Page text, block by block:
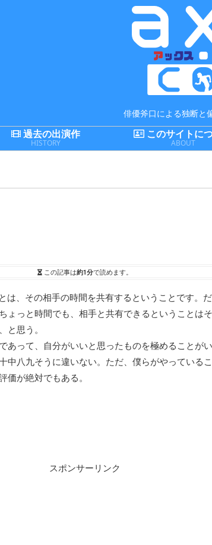
俳優斧口による独断と
過去の出演作
HISTORY
このサイトに
ABOUT
この記事は約1分で読めます。
は、その相手の時間を共有するということです。
ょっと時間でも、相手と共有できるということは
と思う。
あって、自分がいいと思ったものを極めることが
中八九そうに違いない。ただ、僕らがやっている
が絶対でもある。
スポンサーリンク